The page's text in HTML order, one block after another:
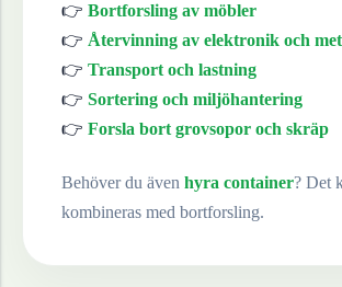
👉 Bortforsling av möbler
👉 Återvinning av elektronik och
👉 Transport och lastning
👉 Sortering och miljöhantering
👉 Forsla bort grovsopor och skräp
Behöver du även hyra container? Det
kombineras med bortforsling.